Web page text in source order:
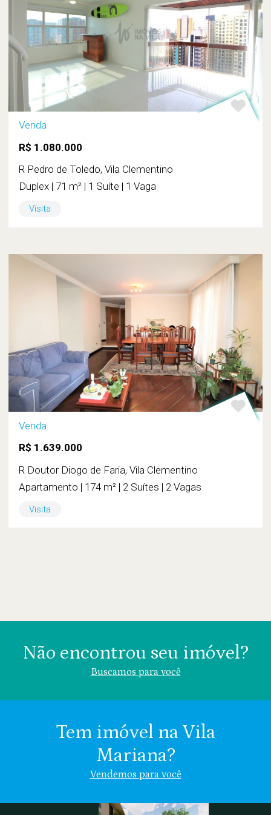
Venda
R$ 1.080.000
R Pedro de Toledo, Vila Clementino
Duplex | 71 m² | 1 Suíte | 1 Vaga
Visita
Venda
R$ 1.639.000
R Doutor Diogo de Faria, Vila Clementino
Apartamento | 174 m² | 2 Suítes | 2 Vagas
Visita
Não encontrou seu imóvel?
Buscamos para você
Valor (R$)
Tem imóvel na Vila
Mariana?
Vendemos para você